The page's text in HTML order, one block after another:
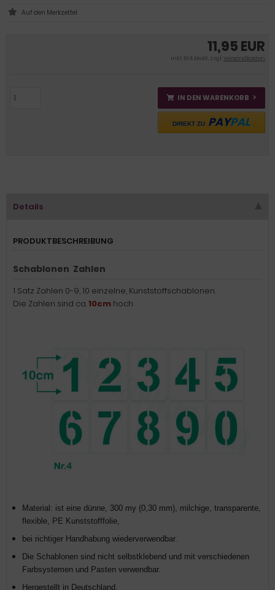
11,95 EUR
inkl. 19 % MwSt. zzgl.Versandkosten
IN DEN WARENKORB
DIREKT ZU PAYPAL
Details
PRODUKTBESCHREIBUNG
Schablonen Zahlen
1 Satz Zahlen 0-9, 10 einzelne, Kunststoffschablonen.
Die Zahlen sind ca.10cm hoch
Material: ist eine dünne, 300 my (0,30 mm), milchige, transparente,
flexible, PE Kunststofffolie,
bei richtiger Handhabung wieder­verwendbar.
Die Schablonen sind nicht selbstklebend und mit verschiedenen
Farbsystemen und Pasten verwendbar.
Hergestellt in Deutschland.